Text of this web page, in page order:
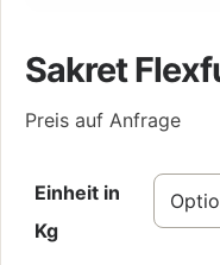
Sakret
Preis auf Anfrage
Einheit in
Kg